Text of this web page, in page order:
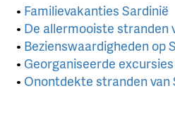
• Familievakanties Sardinië
• De allermooiste stranden
• Bezienswaardigheden op
• Georganiseerde
• Onontdekte stranden van